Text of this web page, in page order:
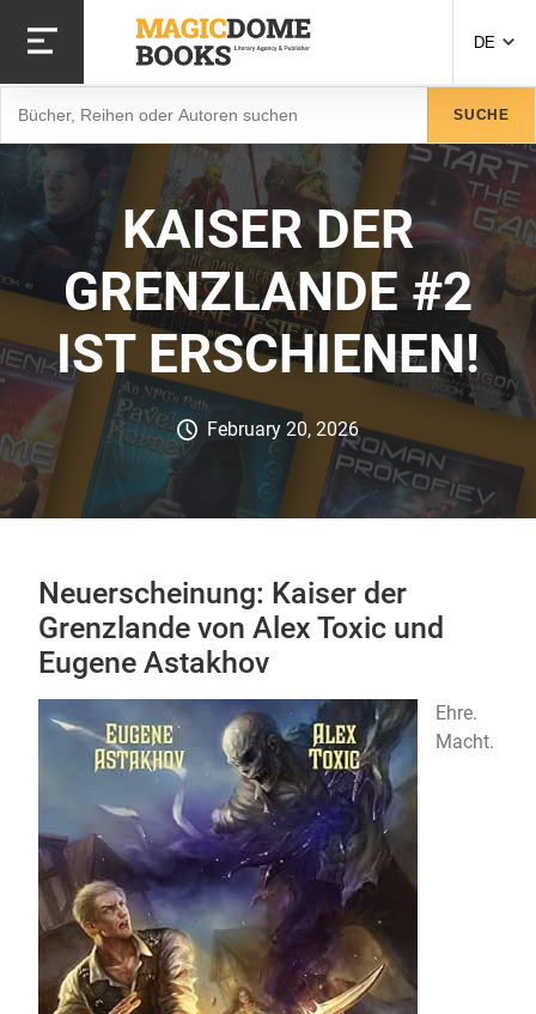
zum
Inhalt
DE
SUCHE
KAISER DER
GRENZLANDE #2
IST ERSCHIENEN!
February 20, 2026
Neuerscheinung: Kaiser der
Grenzlande von Alex Toxic und
Eugene Astakhov
Ehre.
Macht.